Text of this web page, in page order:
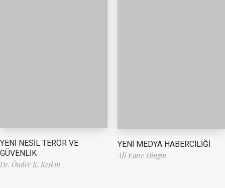
YENİ NESİL TERÖR VE
GÜVENLİK
Dr. Önder K. Keskin
YENİ MEDYA HABERCİLİĞİ
Ali Emre Dingin